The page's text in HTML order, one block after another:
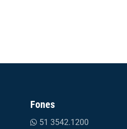
Fones
51 3542.1200